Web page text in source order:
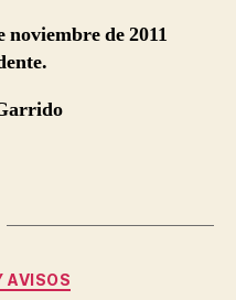
noviembre de 2011
AVISOS